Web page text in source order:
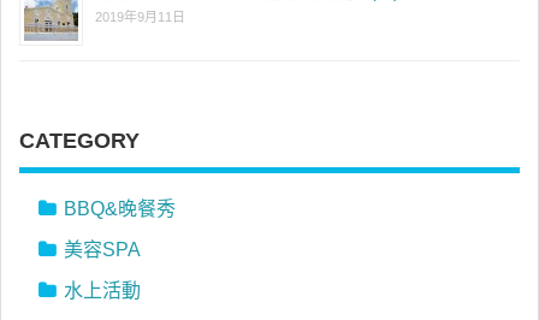
2019年9月11日
CATEGORY
BBQ&晚餐秀
美容SPA
水上活動